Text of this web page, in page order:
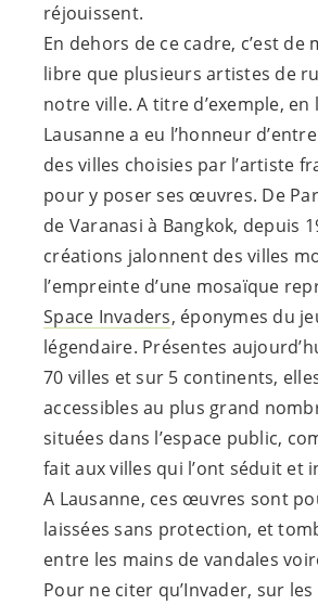
réjouissent.
En dehors de ce cadre, c’est de
libre que plusieurs artistes de
notre ville. A titre d’exemple, en
Lausanne a eu l’honneur
des villes choisies par l’artiste
pour y poser ses œuvres. De
de Varanasi à Bangkok, depuis
créations jalonnent des villes
l’empreinte d’une mosaïque
Space Invaders, éponymes du
légendaire. Présentes
70 villes et sur 5 continents,
accessibles au plus grand
situées dans l’espace public,
fait aux villes qui l’ont séduit et
A Lausanne, ces œuvres sont
laissées sans protection, et
entre les mains de vandales
Pour ne citer qu’Invader, sur les